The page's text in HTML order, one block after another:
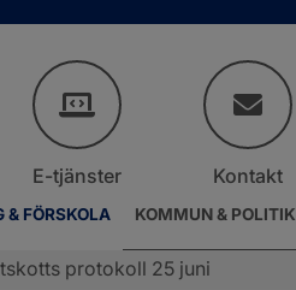
& FÖRSKOLA KOMMUN & POLITIK
E-tjänster Kontakt
protokoll 25 juni